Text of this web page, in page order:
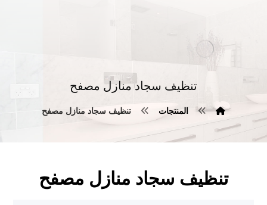
تنظيف سجاد منازل مصفح
المنتجات تنظيف سجاد منازل مصفح
تنظيف سجاد منازل مصفح